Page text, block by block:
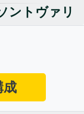
ントヴァリ
成